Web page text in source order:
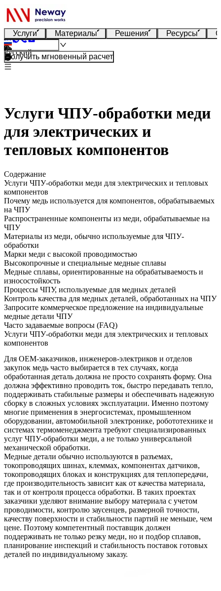
Услуги Материалы Решения Ресурсы
Русский
Получить мгновенный расчет
Услуги ЧПУ-обработки меди
для электрических и
тепловых компонентов
Содержание
Услуги ЧПУ-обработки меди для электрических и тепловых
компонентов
Почему медь используется для компонентов, обрабатываемых
на ЧПУ
Распространенные компоненты из меди, обрабатываемые на
ЧПУ
Материалы из меди, обычно используемые для ЧПУ-
обработки
Марки меди с высокой проводимостью
Высокопрочные и специальные медные сплавы
Медные сплавы, ориентированные на обрабатываемость и
износостойкость
Процессы ЧПУ, используемые для медных деталей
Контроль качества для медных деталей, обработанных на ЧПУ
Запросите коммерческое предложение на индивидуальные
медные детали ЧПУ
Часто задаваемые вопросы (FAQ)
Услуги ЧПУ-обработки меди для электрических и тепловых
компонентов
Для OEM-заказчиков, инженеров-электриков и отделов
закупок медь часто выбирается в тех случаях, когда
обработанная деталь должна не просто сохранять форму. Она
должна эффективно проводить ток, быстро передавать тепло,
поддерживать стабильные размеры и обеспечивать надежную
сборку в сложных условиях эксплуатации. Именно поэтому
многие применения в энергосистемах, промышленном
оборудовании, автомобильной электронике, робототехнике и
системах термоменеджмента требуют специализированных
услуг ЧПУ-обработки меди, а не только универсальной
механической обработки.
Медные детали обычно используются в разъемах,
токопроводящих шинах, клеммах, компонентах датчиков,
токопроводящих блоках и конструкциях для теплопередачи,
где производительность зависит как от качества материала,
так и от контроля процесса обработки. В таких проектах
заказчики уделяют внимание выбору материала с учетом
проводимости, контролю заусенцев, размерной точности,
качеству поверхности и стабильности партий не меньше, чем
цене. Поэтому компетентный поставщик должен
поддерживать не только резку меди, но и подбор сплавов,
планирование инспекций и стабильность поставок готовых
деталей по индивидуальному заказу.